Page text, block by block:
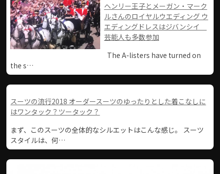
ヘンリー王子とメーガン・マーク
ルさんのロイヤルウエディング ウ
エディングドレスはジバンシイ
芸能人も多数参加
The A-listers have turned on
the s…
スーツの流行2018 オーダースーツのゆったりとした着こなしに
はワンタック？ツータック？
まず、このスーツの全体的なシルエットはこんな感じ。 スーツ
スタイルは、何…